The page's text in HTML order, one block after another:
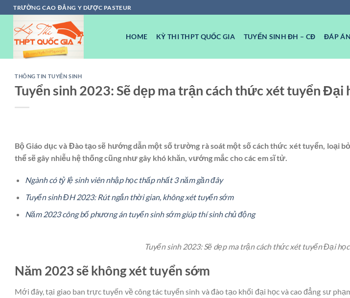
Chuyển
đến
dung
TRƯỜNG CAO ĐẲNG Y DƯỢC PASTEUR
HOME KỲ THI THPT QUỐC GIA TUYỂN SINH ĐH – CĐ ĐÁP
THÔNG TIN TUYỂN SINH
Tuyển sinh 2023: Sẽ dẹp ma trận cách thức xét tuyển Đại
Bộ Giáo dục và Đào tạo sẽ hướng dẫn một số trường rà soát một số cách thức xét tuyển, loại
thể sẽ gây nhiễu hệ thống cũng như gây khó khăn, vướng mắc cho các em sĩ tử.
Ngành có tỷ lệ sinh viên nhập học thấp nhất 3 năm gần đây
Tuyển sinh ĐH 2023: Rút ngắn thời gian, không xét tuyển sớm
Năm 2023 công bố phương án tuyển sinh sớm giúp thí sinh chủ động
Tuyển sinh 2023: Sẽ dẹp ma trận cách thức xét tuyển Đại học
Năm 2023 sẽ không xét tuyển sớm
Mới đây, tại giao ban trực tuyến về công tác tuyển sinh và đào tạo khối đại học và cao đẳng sư